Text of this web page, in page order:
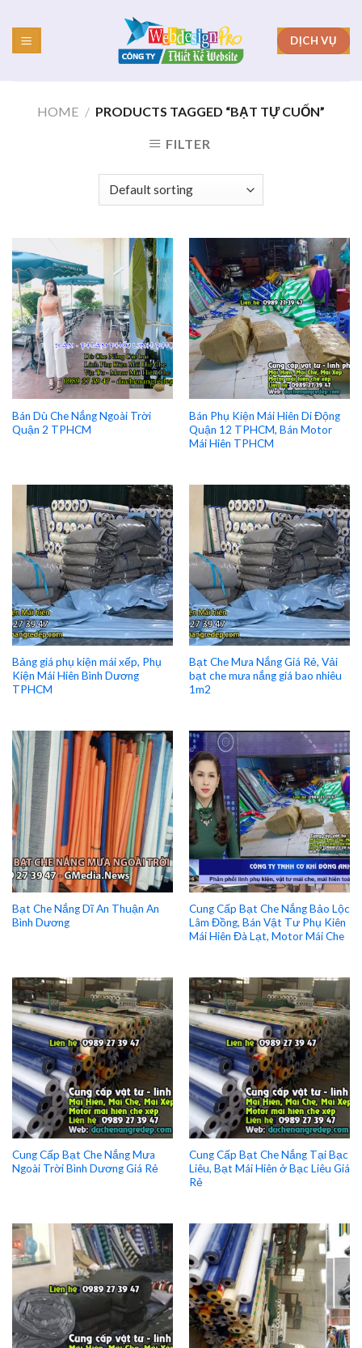
content
DỊCH VỤ
HOME / PRODUCTS TAGGED “BẠT TỰ CUỐN”
FILTER
Bán Dù Che Nắng Ngoài Trời
Quận 2 TPHCM
Bán Phụ Kiện Mái Hiên Di Động
Quận 12 TPHCM, Bán Motor
Mái Hiên TPHCM
Bảng giá phụ kiện mái xếp, Phụ
Kiện Mái Hiên Bình Dương
TPHCM
Bạt Che Mưa Nắng Giá Rẻ, Vải
bạt che mưa nắng giá bao nhiêu
1m2
Bạt Che Nắng Dĩ An Thuận An
Bình Dương
Cung Cấp Bạt Che Nắng Bảo Lộc
Lâm Đồng, Bán Vật Tư Phụ Kiên
Mái Hiên Đà Lạt, Motor Mái Che
Cung Cấp Bạt Che Nắng Mưa
Ngoài Trời Bình Dương Giá Rẻ
Cung Cấp Bạt Che Nắng Tại Bạc
Liêu, Bạt Mái Hiên ở Bạc Liêu Giá
Rẻ